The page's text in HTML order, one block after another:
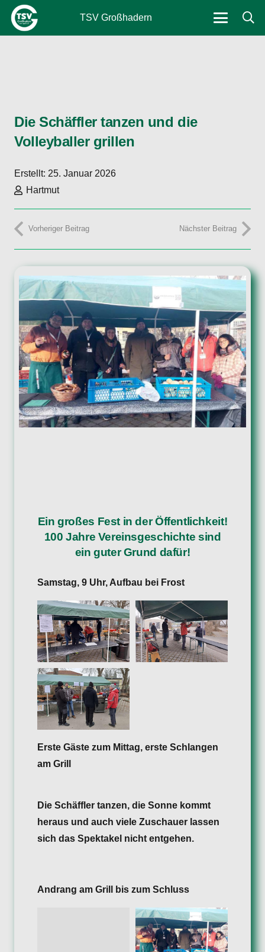
TSV Großhadern
Die Schäffler tanzen und die
Volleyballer grillen
Erstellt: 25. Januar 2026
Hartmut
Vorheriger Beitrag Nächster Beitrag
Ein großes Fest in der Öffentlichkeit!
100 Jahre Vereinsgeschichte sind
ein guter Grund dafür!
Samstag, 9 Uhr, Aufbau bei Frost
Erste Gäste zum Mittag, erste Schlangen
am Grill
Die Schäffler tanzen, die Sonne kommt
heraus und auch viele Zuschauer lassen
sich das Spektakel nicht entgehen.
Andrang am Grill bis zum Schluss